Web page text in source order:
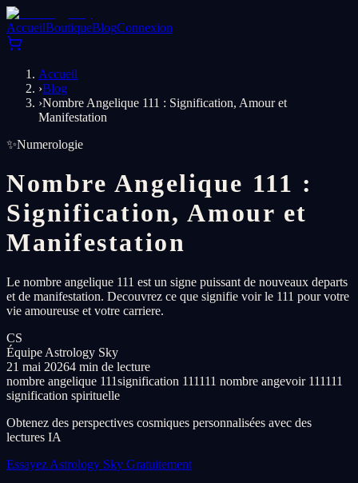
AccueilBoutiqueBlogConnexion
Accueil
›Blog
›Nombre Angelique 111 : Signification, Amour et
Manifestation
✨Numerologie
Nombre Angelique 111 :
Signification, Amour et
Manifestation
Le nombre angelique 111 est un signe puissant de nouveaux departs
et de manifestation. Decouvrez ce que signifie voir le 111 pour votre
vie amoureuse et votre carriere.
CS
Équipe Astrology Sky
21 mai 20264 min de lecture
nombre angelique 111signification 111111 nombre angevoir 111111
signification spirituelle
Obtenez des perspectives cosmiques personnalisées avec des
lectures IA
Essayez Astrology Sky Gratuitement